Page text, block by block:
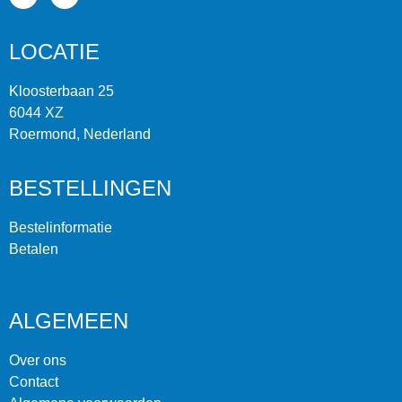
LOCATIE
Kloosterbaan 25
6044 XZ
Roermond, Nederland
BESTELLINGEN
Bestelinformatie
Betalen
ALGEMEEN
Over ons
Contact